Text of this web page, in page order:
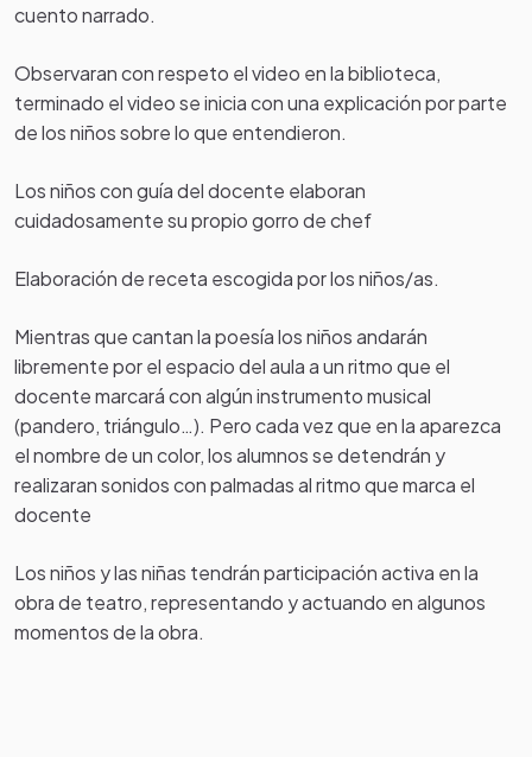
cuento narrado.
Observaran con respeto el video en la biblioteca,
terminado el video se inicia con una explicación por parte
de los niños sobre lo que entendieron.
Los niños con guía del docente elaboran
cuidadosamente su propio gorro de chef
Elaboración de receta escogida por los niños/as.
Mientras que cantan la poesía los niños andarán
libremente por el espacio del aula a un ritmo que el
docente marcará con algún instrumento musical
(pandero, triángulo…). Pero cada vez que en la aparezca
el nombre de un color, los alumnos se detendrán y
realizaran sonidos con palmadas al ritmo que marca el
docente
Los niños y las niñas tendrán participación activa en la
obra de teatro, representando y actuando en algunos
momentos de la obra.